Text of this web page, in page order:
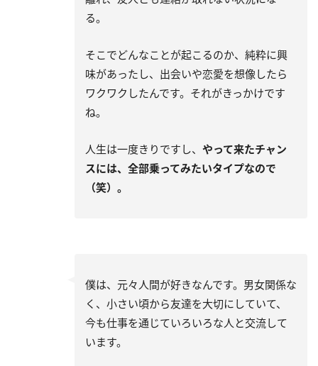
る。
そこでどんなことが起こるのか、純粋に興
味があったし、出会いや恋愛を想像したら
ワクワクしたんです。それがきっかけです
ね。
人生は一度きりですし、 やって来たチャン
スには、全部乗ってみたいタイプなので
（笑）。
僕は、元々人間が好きなんです。男女関係な
く、小さい頃から友達を大切にしていて、
今も仕事を通じていろいろな人と交流して
います。